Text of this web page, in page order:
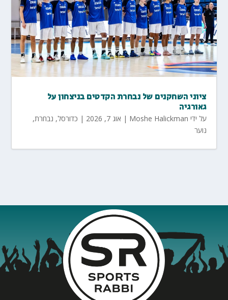
ציוני השחקנים של נבחרת הקדטים בניצחון על
גאורגיה
על ידי Moshe Halickman
| אוג 7, 2026 | כדורסל, נבחרת,
נוער